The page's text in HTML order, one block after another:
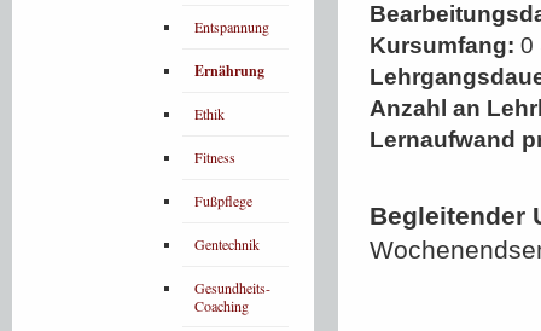
Kursumfang: 0
Anzahl an
Lernaufwand
Begleitender
Entspannung
Ernährung
Ethik
Fitness
Fußpflege
Gentechnik
Gesundheits-
Coaching